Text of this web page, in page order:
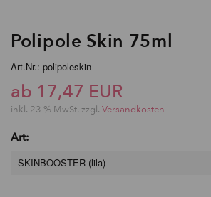
Polipole Skin 75ml
Art.Nr.: polipoleskin
ab 17,47 EUR
inkl. 23 % MwSt. zzgl. Versandkosten
Art:
SKINBOOSTER (lila)